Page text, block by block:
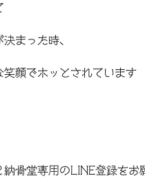
決まった時、
笑顔でホッとされています
納骨堂専用のLINE登録をお